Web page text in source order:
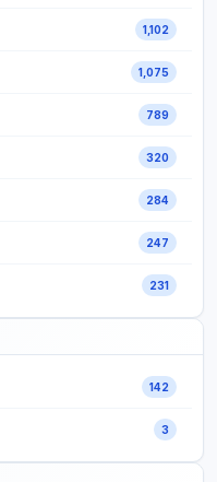
1,102
1,075
789
320
284
247
231
142
3